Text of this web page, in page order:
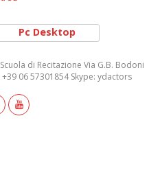
Pc Desktop
di Recitazione Via G.B. Bodoni
06 57301854 Skype: ydactors